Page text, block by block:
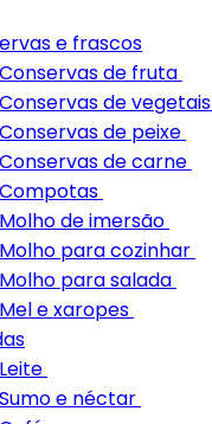
e frascos
Conservas de fruta
Conservas de vegetais
Conservas de peixe
Conservas de carne
Compotas
Molho de imersão
Molho para cozinhar
Molho para salada
Mel e xaropes
Leite
Sumo e néctar